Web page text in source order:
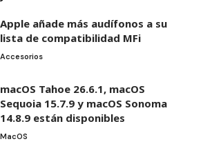
Apple añade más audífonos a su
lista de compatibilidad MFi
Accesorios
macOS Tahoe 26.6.1, macOS
Sequoia 15.7.9 y macOS Sonoma
14.8.9 están disponibles
MacOS